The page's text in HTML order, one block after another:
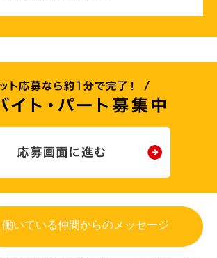
働いている仲間からのメッセージ